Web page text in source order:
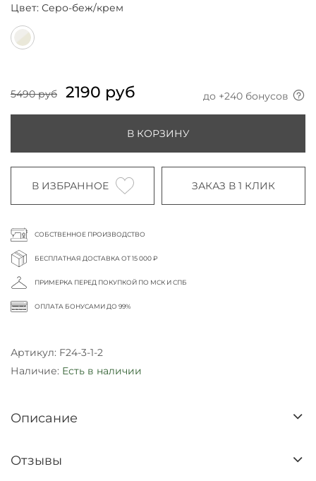
Цвет: Серо-беж/крем
5490 руб 2190 руб до +240 бонусов
В КОРЗИНУ
В ИЗБРАННОЕ ЗАКАЗ В 1 КЛИК
СОБСТВЕННОЕ ПРОИЗВОДСТВО
БЕСПЛАТНАЯ ДОСТАВКА ОТ 15 000 ₽
ПРИМЕРКА ПЕРЕД ПОКУПКОЙ ПО МСК И СПБ
ОПЛАТА БОНУСАМИ ДО 99%
Артикул: F24-3-1-2
Наличие: Есть в наличии
Описание
Отзывы